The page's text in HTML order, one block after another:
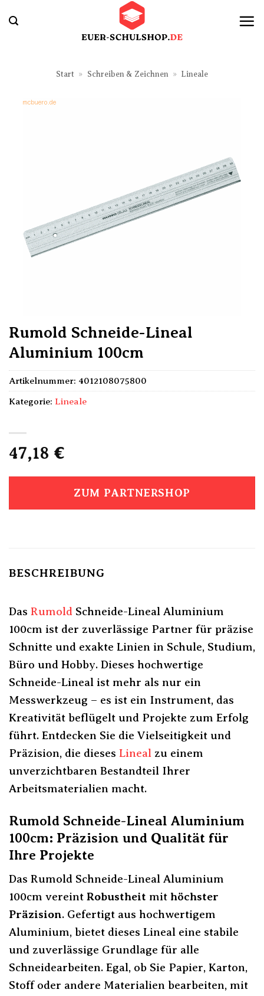
Inhalt
Start » Schreiben & Zeichnen » Lineale
Rumold Schneide-Lineal
Aluminium 100cm
47,18 €
ZUM PARTNERSHOP
Artikelnummer: 4012108075800
Kategorie: Lineale
BESCHREIBUNG
Das Rumold Schneide-Lineal Aluminium
100cm ist der zuverlässige Partner für präzise
Schnitte und exakte Linien in Schule, Studium,
Büro und Hobby. Dieses hochwertige
Schneide-Lineal ist mehr als nur ein
Messwerkzeug – es ist ein Instrument, das
Kreativität beflügelt und Projekte zum Erfolg
führt. Entdecken Sie die Vielseitigkeit und
Präzision, die dieses Lineal zu einem
unverzichtbaren Bestandteil Ihrer
Arbeitsmaterialien macht.
Rumold Schneide-Lineal Aluminium
100cm: Präzision und Qualität für
Ihre Projekte
Das Rumold Schneide-Lineal Aluminium
100cm vereint Robustheit mit höchster
Präzision. Gefertigt aus hochwertigem
Aluminium, bietet dieses Lineal eine stabile
und zuverlässige Grundlage für alle
Schneidearbeiten. Egal, ob Sie Papier, Karton,
Stoff oder andere Materialien bearbeiten, mit